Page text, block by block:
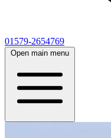
01579-2654769
Open main menu